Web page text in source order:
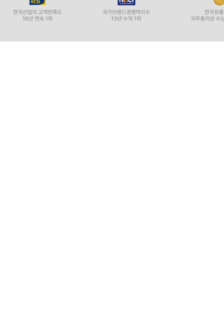
분히 고려하고 인간 이외의 종과 생태계 전체에
합의가 이루어졌다 하더라도, 이러한 원칙을 제
사람들과 협력하여 윤리 원칙과 이를 구현하는 제